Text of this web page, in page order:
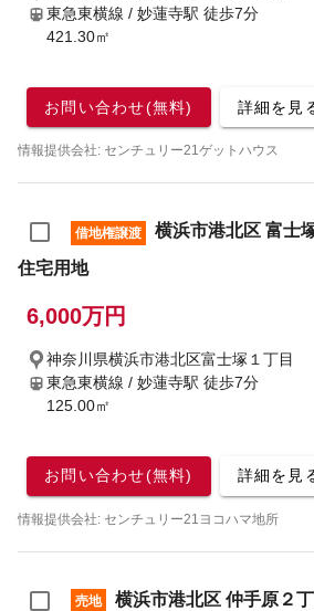
東急東横線 / 妙蓮寺駅 徒歩7分
421.30㎡
お問い合わせ(無料) 詳細を見
情報提供会社: センチュリー21ゲットハウス
借地権譲渡
横浜市港北区 富士
住宅用地
6,000万円
神奈川県横浜市港北区富士塚１丁目
東急東横線 / 妙蓮寺駅 徒歩7分
125.00㎡
お問い合わせ(無料) 詳細を見
情報提供会社: センチュリー21ヨコハマ地所
売地
横浜市港北区 仲手原２